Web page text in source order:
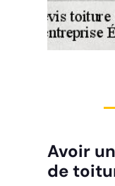
Avoir
de